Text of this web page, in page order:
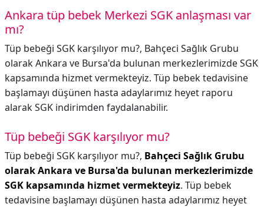
Ankara tüp bebek Merkezi SGK anlaşması var
mı?
Tüp bebeği SGK karşılıyor mu?, Bahçeci Sağlık Grubu
olarak Ankara ve Bursa'da bulunan merkezlerimizde SGK
kapsamında hizmet vermekteyiz. Tüp bebek tedavisine
başlamayı düşünen hasta adaylarımız heyet raporu
alarak SGK indirimden faydalanabilir.
Tüp bebeği SGK karşılıyor mu?
Tüp bebeği SGK karşılıyor mu?, Bahçeci Sağlık Grubu
olarak Ankara ve Bursa'da bulunan merkezlerimizde
SGK kapsamında hizmet vermekteyiz. Tüp bebek
tedavisine başlamayı düşünen hasta adaylarımız heyet